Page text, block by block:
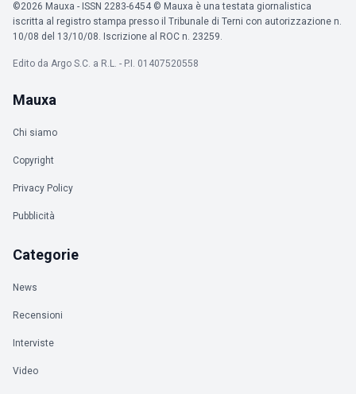
©2026 Mauxa - ISSN 2283-6454 © Mauxa è una testata giornalistica
iscritta al registro stampa presso il Tribunale di Terni con autorizzazione n.
10/08 del 13/10/08. Iscrizione al ROC n. 23259.
Edito da Argo S.C. a R.L. - P.I. 01407520558
Mauxa
Chi siamo
Copyright
Privacy Policy
Pubblicità
Categorie
News
Recensioni
Interviste
Video